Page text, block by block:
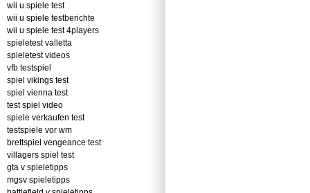
wii u spiele test
wii u spiele testberichte
wii u spiele test 4players
spieletest valletta
spieletest videos
vfb testspiel
spiel vikings test
spiel vienna test
test spiel video
spiele verkaufen test
testspiele vor wm
brettspiel vengeance test
villagers spiel test
gta v spieletipps
mgsv spieletipps